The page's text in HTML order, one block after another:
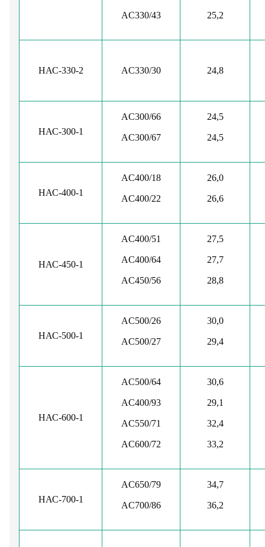
AC330/43 25,2
НАС-330-2 AC330/30 24,8
НАС-300-1
AC300/66
AC300/67
24,5
24,5
НАС-400-1
AC400/18
AC400/22
26,0
26,6
НАС-450-1
AC400/51
AC400/64
AC450/56
27,5
27,7
28,8
НАС-500-1
AC500/26
AC500/27
30,0
29,4
НАС-600-1
AC500/64
AC400/93
AC550/71
AC600/72
30,6
29,1
32,4
33,2
НАС-700-1
AC650/79
AC700/86
34,7
36,2